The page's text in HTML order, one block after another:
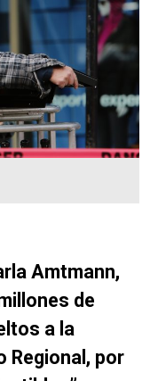
Amtmann,
de
a la
Regional, por